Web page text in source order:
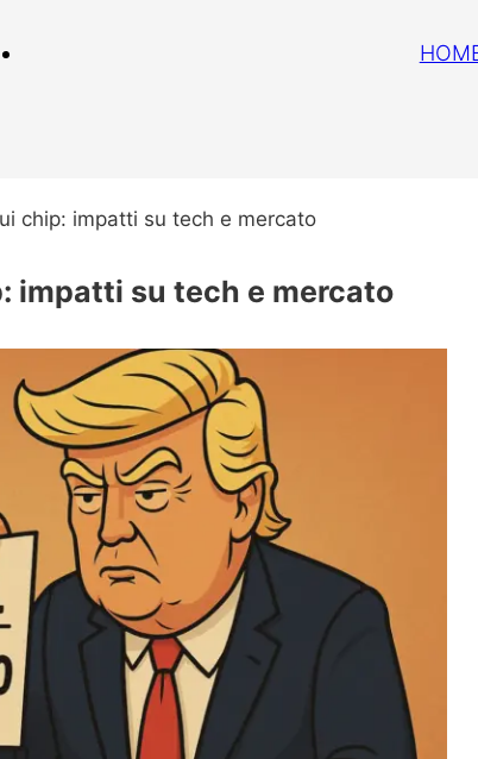
chip: impatti su tech e mercato
impatti su tech e mercato